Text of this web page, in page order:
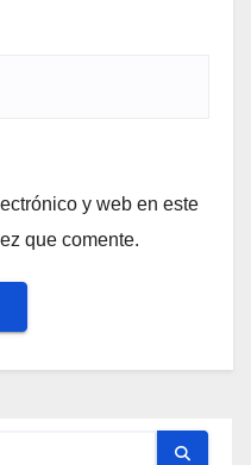
y web en este
que comente.